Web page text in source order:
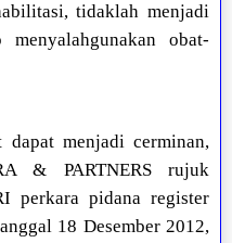
tidaklah menjadi
obat-
menjadi cerminan,
& PARTNERS rujuk
perkara pidana register
18 Desember 2012,